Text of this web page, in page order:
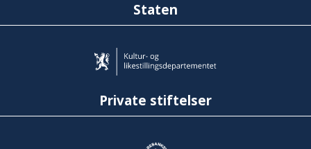
Staten
Private stiftelser